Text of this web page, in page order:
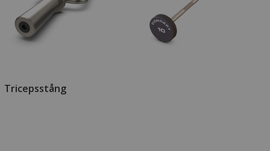
Tricepsstång